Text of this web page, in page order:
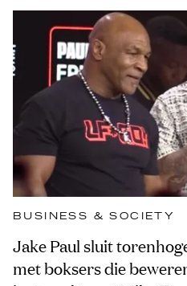
BUSINESS & SOCIETY
Jake Paul sluit
met boksers die